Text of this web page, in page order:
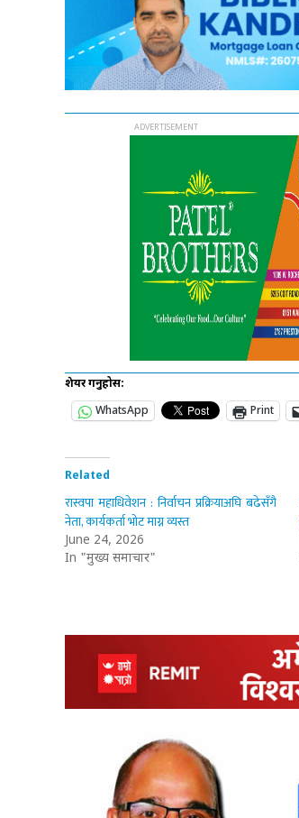
शेयर गर्नुहोस:
WhatsApp
Print
Related
रास्वपा महाधिवेशन : निर्वाचन प्रक्रियाअघि बढेसँगै
नेता, कार्यकर्ता भोट माग्न व्यस्त
June 24, 2026
In "मुख्य समाचार"